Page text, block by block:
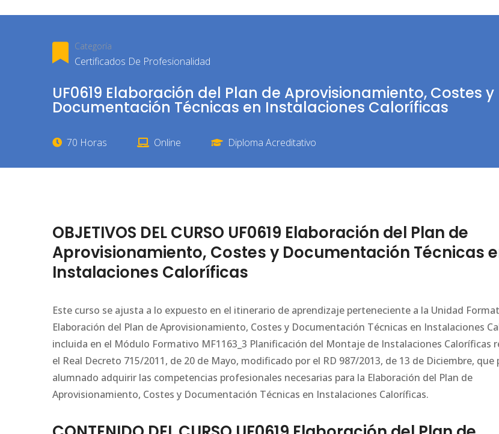
Categoría
Certificados De Profesionalidad
UF0619 Elaboración del Plan de Aprovisionamiento, Costes y
Documentación Técnicas en Instalaciones Caloríficas
70 Horas Online Diploma Acreditativo
OBJETIVOS DEL CURSO UF0619 Elaboración del Plan de
Aprovisionamiento, Costes y Documentación Técnicas
Instalaciones Caloríficas
Este curso se ajusta a lo expuesto en el itinerario de aprendizaje perteneciente a la Unidad
Elaboración del Plan de Aprovisionamiento, Costes y Documentación Técnicas en Instalaciones
incluida en el Módulo Formativo MF1163_3 Planificación del Montaje de Instalaciones Caloríficas
el Real Decreto 715/2011, de 20 de Mayo, modificado por el RD 987/2013, de 13 de Diciembre, que
alumnado adquirir las competencias profesionales necesarias para la Elaboración del Plan de
Aprovisionamiento, Costes y Documentación Técnicas en Instalaciones Caloríficas.